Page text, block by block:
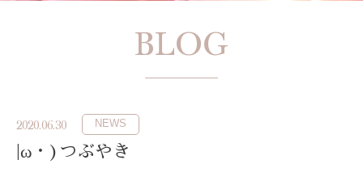
BLOG
2020.06.30 NEWS
|ω・)つぶやき